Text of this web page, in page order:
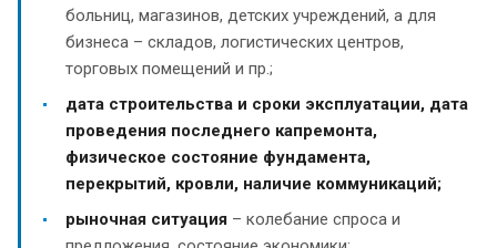
больниц, магазинов, детских учреждений, а для
бизнеса – складов, логистических центров,
торговых помещений и пр.;
дата строительства и сроки эксплуатации, дата
проведения последнего капремонта,
физическое состояние фундамента,
перекрытий, кровли, наличие коммуникаций;
рыночная ситуация – колебание спроса и